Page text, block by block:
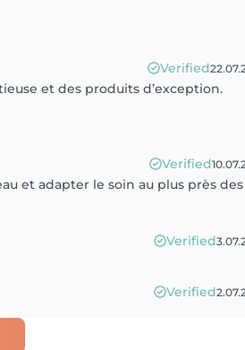
Verified
et des produits d’exception.
Verified
et adapter le soin au plus près
Verified
Verified